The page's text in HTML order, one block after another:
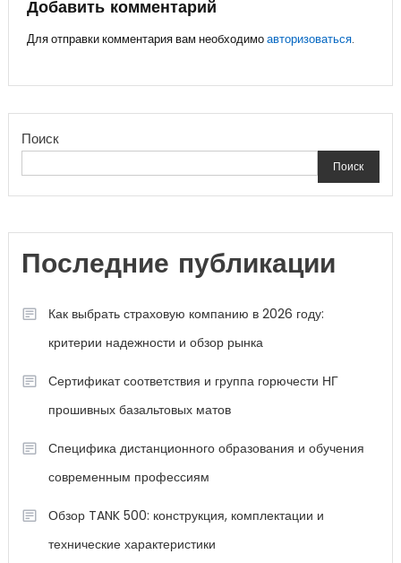
записям
Добавить комментарий
Для отправки комментария вам необходимоавторизоваться.
Поиск
Поиск
Последние публикации
Как выбрать страховую компанию в 2026 году:
критерии надежности и обзор рынка
Сертификат соответствия и группа горючести НГ
прошивных базальтовых матов
Специфика дистанционного образования и обучения
современным профессиям
Обзор TANK 500: конструкция, комплектации и
технические характеристики